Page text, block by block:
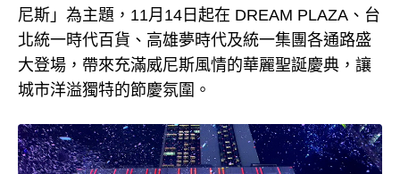
尼斯」為主題，11月14日起在 DREAM PLAZA、台
北統一時代百貨、高雄夢時代及統一集團各通路盛
大登場，帶來充滿威尼斯風情的華麗聖誕慶典，讓
城市洋溢獨特的節慶氛圍。